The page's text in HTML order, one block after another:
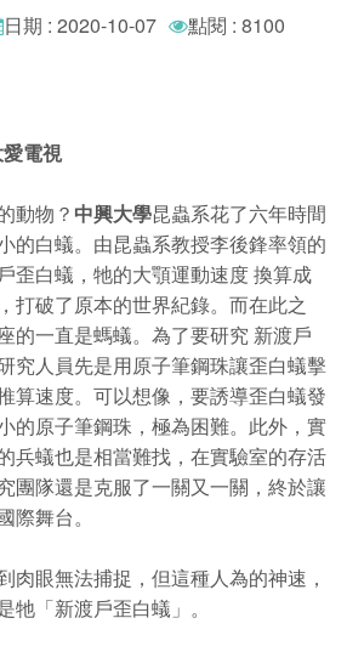
日期 : 2020-10-07 點閱 : 8100
電視
動物？ 中興大學昆蟲系花了六年時間
的白蟻。由昆蟲系教授李後鋒率領的
歪白蟻，牠的大顎運動速度 換算成
打破了原本的世界紀錄。而在此之
的一直是螞蟻。為了要研究 新渡戶
究人員先是用原子筆鋼珠讓歪白蟻擊
算速度。可以想像，要誘導歪白蟻發
的原子筆鋼珠，極為困難。此外，實
兵蟻也是相當難找，在實驗室的存活
團隊還是克服了一關又一關，終於讓
際舞台。
肉眼無法捕捉，但這種人為的神速，
牠「新渡戶歪白蟻」。